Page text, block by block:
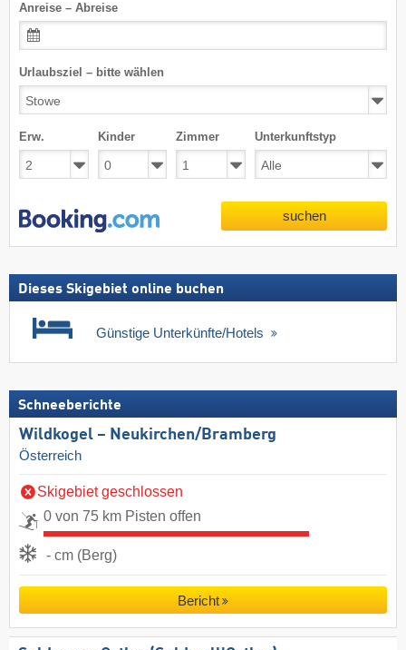
Anreise – Abreise
Urlaubsziel – bitte wählen
Erw. Kinder Zimmer Unterkunftstyp
suchen
Dieses Skigebiet online buchen
Günstige Unterkünfte/Hotels
Schneeberichte
Wildkogel – Neukirchen/​Bramberg
Österreich
Skigebiet geschlossen
0 von 75 km Pisten offen
- cm (Berg)
Bericht